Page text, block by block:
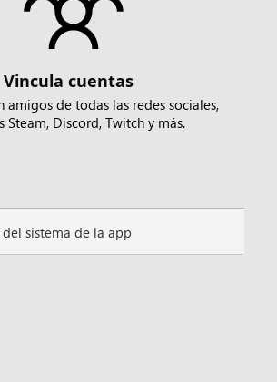
Vincula cuentas
amigos de todas las redes sociales,
Steam, Discord, Twitch y más.
del sistema de la app